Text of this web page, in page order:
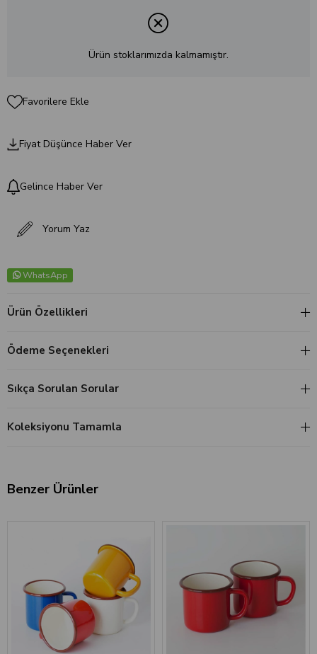
Ürün stoklarımızda kalmamıştır.
Favorilere Ekle
Fiyat Düşünce Haber Ver
Gelince Haber Ver
Yorum Yaz
WhatsApp
Ürün Özellikleri
Ödeme Seçenekleri
Sıkça Sorulan Sorular
Koleksiyonu Tamamla
Benzer Ürünler